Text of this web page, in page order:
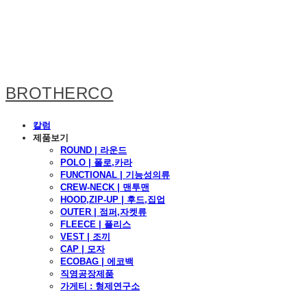
BROTHERCO
칼럼
제품보기
ROUND | 라운드
POLO | 폴로,카라
FUNCTIONAL | 기능성의류
CREW-NECK | 맨투맨
HOOD,ZIP-UP | 후드,집업
OUTER | 점퍼,자켓류
FLEECE | 플리스
VEST | 조끼
CAP | 모자
ECOBAG | 에코백
직영공장제품
가게티 : 형제연구소